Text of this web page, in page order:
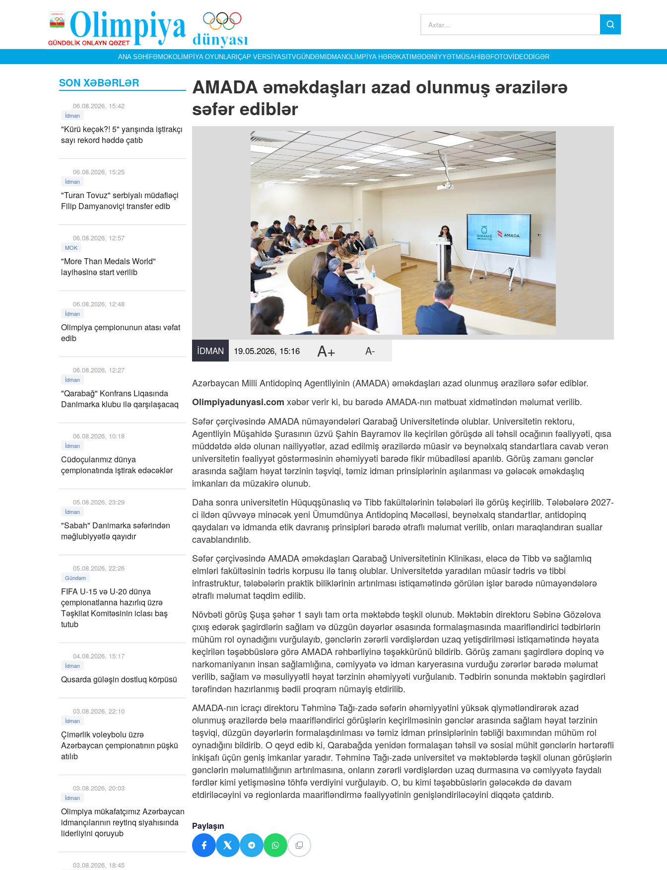
ANA SƏHIFƏMOKOLIMPIYA OYUNLARIÇAP VERSIYASITVGÜNDƏMİDMANOLIMPIYA HƏRƏKATIMƏDƏNIYYƏTMÜSAHIBƏFOTOVIDEODIGƏR
SON XƏBƏRLƏR
06.08.2026, 15:42
İdman
"Kürü keçək?! 5" yarışında iştirakçı
sayı rekord həddə çatıb
06.08.2026, 15:25
İdman
"Turan Tovuz" serbiyalı müdafiəçi
Filip Damyanoviçi transfer edib
06.08.2026, 12:57
MOK
"More Than Medals World"
layihəsinə start verilib
06.08.2026, 12:48
İdman
Olimpiya çempionunun atası vəfat
edib
06.08.2026, 12:27
İdman
"Qarabağ" Konfrans Liqasında
Danimarka klubu ilə qarşılaşacaq
06.08.2026, 10:18
İdman
Cüdoçularımız dünya
çempionatında iştirak edəcəklər
05.08.2026, 23:29
İdman
"Sabah" Danimarka səfərindən
məğlubiyyətlə qayıdır
05.08.2026, 22:26
Gündəm
FIFA U-15 və U-20 dünya
çempionatlarına hazırlıq üzrə
Təşkilat Komitəsinin iclası baş
tutub
04.08.2026, 15:17
İdman
Qusarda güləşin dostluq körpüsü
03.08.2026, 22:10
İdman
Çimərlik voleybolu üzrə
Azərbaycan çempionatının püşkü
atılıb
03.08.2026, 20:03
İdman
Olimpiya mükafatçımız Azərbaycan
idmançılarının reytinq siyahısında
liderliyini qoruyub
03.08.2026, 18:45
AMADA əməkdaşları azad olunmuş ərazilərə
səfər ediblər
İDMAN 19.05.2026, 15:16 A+ A-
Azərbaycan Milli Antidopinq Agentliyinin (AMADA) əməkdaşları azad olunmuş ərazilərə səfər ediblər.
Olimpiyadunyasi.com xəbər verir ki, bu barədəAMADA-nın mətbuat xidmətindən məlumat verilib.
Səfər çərçivəsində AMADA nümayəndələri Qarabağ Universitetində olublar. Universitetin rektoru,
Agentliyin Müşahidə Şurasının üzvü Şahin Bayramov ilə keçirilən görüşdə ali təhsil ocağının fəaliyyəti, qısa
müddətdə əldə olunan nailiyyətlər, azad edilmiş ərazilərdə müasir və beynəlxalq standartlara cavab verən
universitetin fəaliyyət göstərməsinin əhəmiyyəti barədə fikir mübadiləsi aparılıb. Görüş zamanı gənclər
arasında sağlam həyat tərzinin təşviqi, təmiz idman prinsiplərinin aşılanması və gələcək əməkdaşlıq
imkanları da müzakirə olunub.
Daha sonra universitetin Hüquqşünaslıq və Tibb fakültələrinin tələbələri ilə görüş keçirilib. Tələbələrə 2027-
ci ildən qüvvəyə minəcək yeni Ümumdünya Antidopinq Məcəlləsi, beynəlxalq standartlar, antidopinq
qaydaları və idmanda etik davranış prinsipləri barədə ətraflı məlumat verilib, onları maraqlandıran suallar
cavablandırılıb.
Səfər çərçivəsində AMADA əməkdaşları Qarabağ Universitetinin Klinikası, eləcə də Tibb və sağlamlıq
elmləri fakültəsinin tədris korpusu ilə tanış olublar. Universitetdə yaradılan müasir tədris və tibbi
infrastruktur, tələbələrin praktik biliklərinin artırılması istiqamətində görülən işlər barədə nümayəndələrə
ətraflı məlumat təqdim edilib.
Növbəti görüş Şuşa şəhər 1 saylı tam orta məktəbdə təşkil olunub. Məktəbin direktoru Səbinə Gözəlova
çıxış edərək şagirdlərin sağlam və düzgün dəyərlər əsasında formalaşmasında maarifləndirici tədbirlərin
mühüm rol oynadığını vurğulayıb, gənclərin zərərli vərdişlərdən uzaq yetişdirilməsi istiqamətində həyata
keçirilən təşəbbüslərə görə AMADA rəhbərliyinə təşəkkürünü bildirib. Görüş zamanı şagirdlərə dopinq və
narkomaniyanın insan sağlamlığına, cəmiyyətə və idman karyerasına vurduğu zərərlər barədə məlumat
verilib, sağlam və məsuliyyətli həyat tərzinin əhəmiyyəti vurğulanıb. Tədbirin sonunda məktəbin şagirdləri
tərəfindən hazırlanmış bədii proqram nümayiş etdirilib.
AMADA-nın icraçı direktoru Təhminə Tağı-zadə səfərin əhəmiyyətini yüksək qiymətləndirərək azad
olunmuş ərazilərdə belə maarifləndirici görüşlərin keçirilməsinin gənclər arasında sağlam həyat tərzinin
təşviqi, düzgün dəyərlərin formalaşdırılması və təmiz idman prinsiplərinin təbliği baxımından mühüm rol
oynadığını bildirib. O qeyd edib ki, Qarabağda yenidən formalaşan təhsil və sosial mühit gənclərin hərtərəfli
inkişafı üçün geniş imkanlar yaradır. Təhminə Tağı-zadə universitet və məktəblərdə təşkil olunan görüşlərin
gənclərin məlumatlılığının artırılmasına, onların zərərli vərdişlərdən uzaq durmasına və cəmiyyətə faydalı
fərdlər kimi yetişməsinə töhfə verdiyini vurğulayıb. O, bu kimi təşəbbüslərin gələcəkdə də davam
etdiriləcəyini və regionlarda maarifləndirmə fəaliyyətinin genişləndiriləcəyini diqqətə çatdırıb.
Paylaşın